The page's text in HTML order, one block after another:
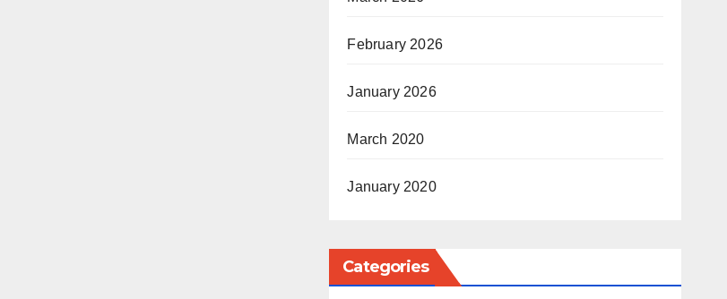
February 2026
January 2026
March 2020
January 2020
Categories